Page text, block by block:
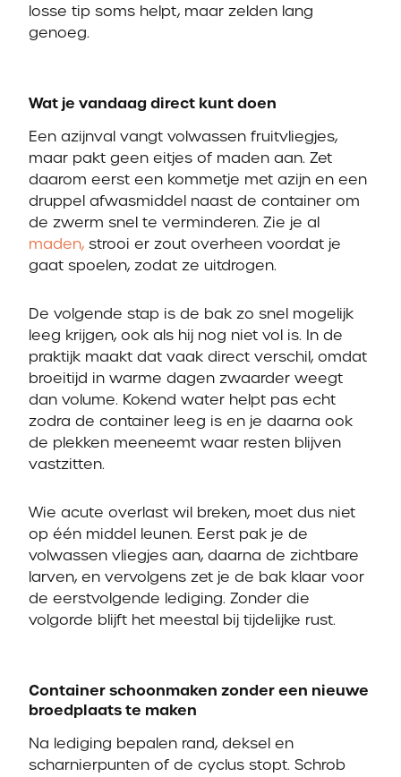
losse tip soms helpt, maar zelden lang
genoeg.
Wat je vandaag direct kunt doen
Een azijnval vangt volwassen fruitvliegjes,
maar pakt geen eitjes of maden aan. Zet
daarom eerst een kommetje met azijn en een
druppel afwasmiddel naast de container om
de zwerm snel te verminderen. Zie je al
maden, strooi er zout overheen voordat je
gaat spoelen, zodat ze uitdrogen.
De volgende stap is de bak zo snel mogelijk
leeg krijgen, ook als hij nog niet vol is. In de
praktijk maakt dat vaak direct verschil, omdat
broeitijd in warme dagen zwaarder weegt
dan volume. Kokend water helpt pas echt
zodra de container leeg is en je daarna ook
de plekken meeneemt waar resten blijven
vastzitten.
Wie acute overlast wil breken, moet dus niet
op één middel leunen. Eerst pak je de
volwassen vliegjes aan, daarna de zichtbare
larven, en vervolgens zet je de bak klaar voor
de eerstvolgende lediging. Zonder die
volgorde blijft het meestal bij tijdelijke rust.
Container schoonmaken zonder een nieuwe
broedplaats te maken
Na lediging bepalen rand, deksel en
scharnierpunten of de cyclus stopt. Schrob